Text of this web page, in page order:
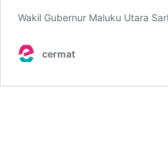
Wakil Gubernur Maluku Utara
cermat